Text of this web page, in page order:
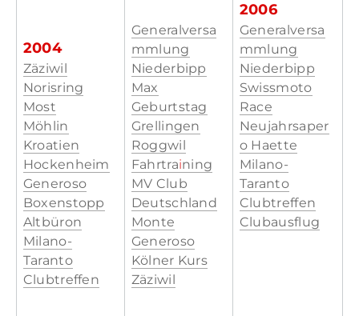
2004
Zäziwil
Norisring
Most
Möhlin
Kroatien
Hockenheim
Generoso
Boxenstopp
Altbüron
Milano-
Taranto
​Clubtreffen
Generalversa
mmlung
Niederbipp
Max
Geburtstag
Grellingen
Roggwil
Fahrtraining
MV Club
Deutschland
Monte
Generoso
Kölner Kurs
Zäziwil
2006
Generalversa
mmlung
Niederbipp
Swissmoto
Race
Neujahrsaper
o Haette
Milano-
Taranto
Clubtreffen
Clubausflug